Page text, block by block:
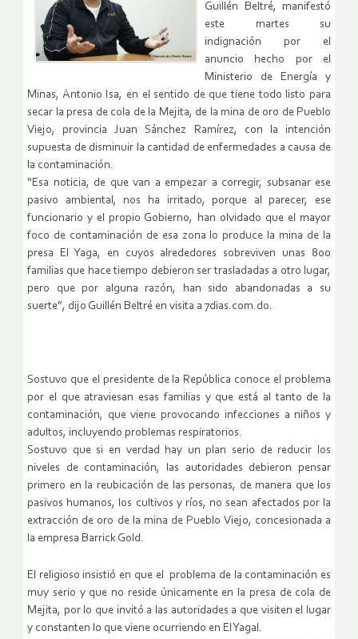
Guillén Beltré, manifestó
este martes su
indignación por el
anuncio hecho por el
Ministerio de Energía y
Minas, Antonio Isa, en el sentido de que tiene todo listo para
secar la presa de cola de la Mejita, de la mina de oro de Pueblo
Viejo, provincia Juan Sánchez Ramírez, con la intención
supuesta de disminuir la cantidad de enfermedades a causa de
la contaminación.
“Esa noticia, de que van a empezar a corregir, subsanar ese
pasivo ambiental, nos ha irritado, porque al parecer, ese
funcionario y el propio Gobierno, han olvidado que el mayor
foco de contaminación de esa zona lo produce la mina de la
presa El Yaga, en cuyos alrededores sobreviven unas 800
familias que hace tiempo debieron ser trasladadas a otro lugar,
pero que por alguna razón, han sido abandonadas a su
suerte”, dijo Guillén Beltré en visita a 7dias.com.do.
Sostuvo que el presidente de la República conoce el problema
por el que atraviesan esas familias y que está al tanto de la
contaminación, que viene provocando infecciones a niños y
adultos, incluyendo problemas respiratorios.
Sostuvo que si en verdad hay un plan serio de reducir los
niveles de contaminación, las autoridades debieron pensar
primero en la reubicación de las personas, de manera que los
pasivos humanos, los cultivos y ríos, no sean afectados por la
extracción de oro de la mina de Pueblo Viejo, concesionada a
la empresa Barrick Gold.
El religioso insistió en que el problema de la contaminación es
muy serio y que no reside únicamente en la presa de cola de
Mejita, por lo que invitó a las autoridades a que visiten el lugar
y constanten lo que viene ocurriendo en El Yagal.